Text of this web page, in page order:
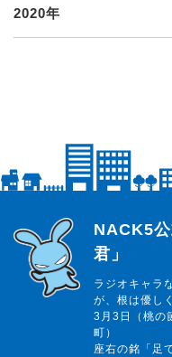
2020年
らじっと君
NACK5
君」
ラジオキャラ
が、根は優し
3月3日（桃の
町）
座右の銘「足